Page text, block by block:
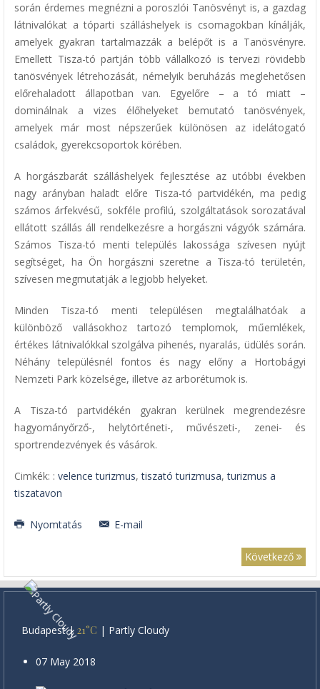
során érdemes megnézni a poroszlói Tanösvényt is, a gazdag
látnivalókat a tóparti szálláshelyek is csomagokban kínálják,
amelyek gyakran tartalmazzák a belépőt is a Tanösvényre.
Emellett Tisza-tó partján több vállalkozó is tervezi rövidebb
tanösvények létrehozását, némelyik beruházás meglehetősen
előrehaladott állapotban van. Egyelőre – a tó miatt –
dominálnak a vizes élőhelyeket bemutató tanösvények,
amelyek már most népszerűek különösen az idelátogató
családok, gyerekcsoportok körében.
A horgászbarát szálláshelyek fejlesztése az utóbbi években
nagy arányban haladt előre Tisza-tó partvidékén, ma pedig
számos árfekvésű, sokféle profilú, szolgáltatások sorozatával
ellátott szállás áll rendelkezésre a horgászni vágyók számára.
Számos Tisza-tó menti település lakossága szívesen nyújt
segítséget, ha Ön horgászni szeretne a Tisza-tó területén,
szívesen megmutatják a legjobb helyeket.
Minden Tisza-tó menti településen megtalálhatóak a
különböző vallásokhoz tartozó templomok, műemlékek,
értékes látnivalókkal szolgálva pihenés, nyaralás, üdülés során.
Néhány településnél fontos és nagy előny a Hortobágyi
Nemzeti Park közelsége, illetve az arborétumok is.
A Tisza-tó partvidékén gyakran kerülnek megrendezésre
hagyományőrző-, helytörténeti-, művészeti-, zenei- és
sportrendezvények és vásárok.
Cimkék: : velence turizmus,tiszató turizmusa,turizmus a
tiszatavon
Nyomtatás E-mail
Következő
Budapest| 21°C | Partly Cloudy
07 May 2018